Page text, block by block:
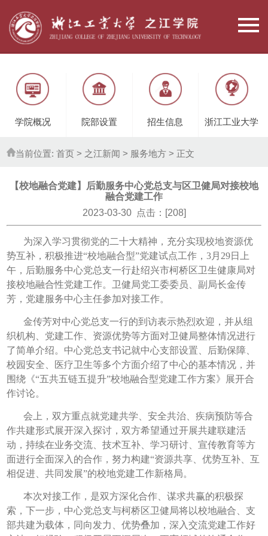
学院概况 院部设置 招生信息 浙江工业大学
当前位置:首页 > 之江新闻 > 服务地方 > 正文
【校地融合党建】后勤服务中心党总支与区卫健局对接校地
融合党建工作
2023-03-30 点击：[ 208
为深入学习贯彻党的二十大精神，充分实现校地资源优
势互补，积极推进“校地融合型”党建试点工作，3月29日上
午，后勤服务中心党总支一行赴绍兴市柯桥区卫生健康局对
接校地融合性党建工作。卫健局党工委委员、副局长金传
芳，党建服务中心主任参加对接工作。
金传芳对中心党总支一行的到访表示热烈欢迎，并从组
织机构、党建工作、资源优势等方面对卫健局整体情况进行
了简单介绍。中心党总支书记就中心支部设置、后勤保障、
校园安全、医疗卫生等多个方面介绍了中心的基本情况，并
围绕《“五共五链五提升”校地融合型党建工作方案》展开合
作讨论。
会上，双方重点就党建共学、安全共治、疾病预防等合
作共建形式展开深入探讨，双方希望通过开展共建联建活
动，持续在业务交流、技术互补、学习研讨、宣传教育等方
面进行全面深入的合作，努力构建“资源共享、优势互补、互
相促进、共同发展”的校地党建工作新格局。
本次对接工作，是双方深化合作、谋求共赢的积极探
索，下一步，中心党总支与柯桥区卫健局将以校地融合、支
部共建为载体，同向发力、优势叠加，深入交流党建工作好